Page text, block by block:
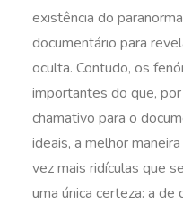
existência do
documentário para
oculta. Contudo, os
importantes do que,
chamativo para o
ideais, a melhor
vez mais ridículas que
uma única certeza: a